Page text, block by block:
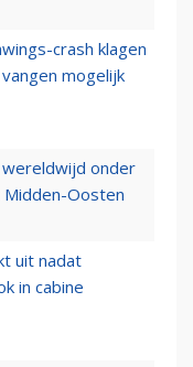
crash klagen
mogelijk
onder
Oosten
uit nadat
in cabine